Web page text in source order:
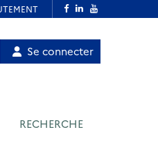
Se connecter
RECHERCHE